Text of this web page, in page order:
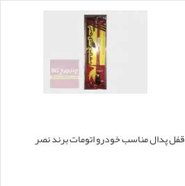
قفل پدال مناسب خودرو اتومات برند نصر